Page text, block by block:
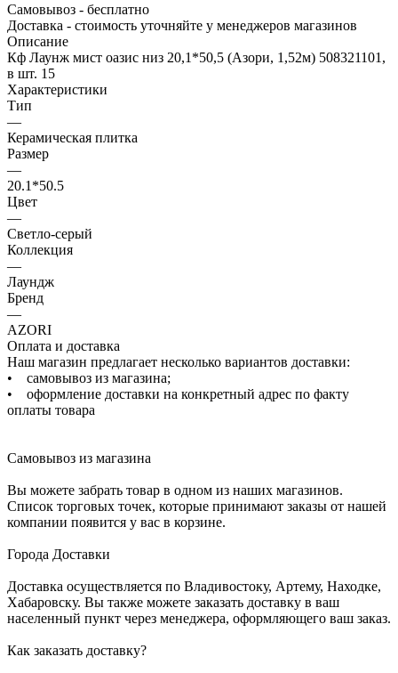
Самовывоз - бесплатно
Доставка - стоимость уточняйте у менеджеров магазинов
Описание
Кф Лаунж мист оазис низ 20,1*50,5 (Азори, 1,52м) 508321101,
в шт. 15
Характеристики
Тип
—
Керамическая плитка
Размер
—
20.1*50.5
Цвет
—
Светло-серый
Коллекция
—
Лаундж
Бренд
—
AZORI
Оплата и доставка
Наш магазин предлагает несколько вариантов доставки:
• самовывоз из магазина;
• оформление доставки на конкретный адрес по факту
оплаты товара
Самовывоз из магазина
Вы можете забрать товар в одном из наших магазинов.
Список торговых точек, которые принимают заказы от нашей
компании появится у вас в корзине.
Города Доставки
Доставка осуществляется по Владивостоку, Артему, Находке,
Хабаровску. Вы также можете заказать доставку в ваш
населенный пункт через менеджера, оформляющего ваш заказ.
Как заказать доставку?